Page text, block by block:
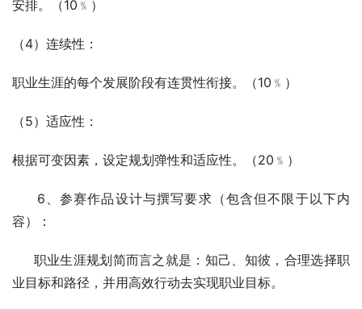
安排。（10﹪）
（4）连续性：
职业生涯的每个发展阶段有连贯性衔接。（10﹪）
（5）适应性：
根据可变因素，设定规划弹性和适应性。（20﹪）
6、参赛作品设计与撰写要求（包含但不限于以下内
容）：
职业生涯规划简而言之就是：知己、知彼，合理选择职
业目标和路径，并用高效行动去实现职业目标。